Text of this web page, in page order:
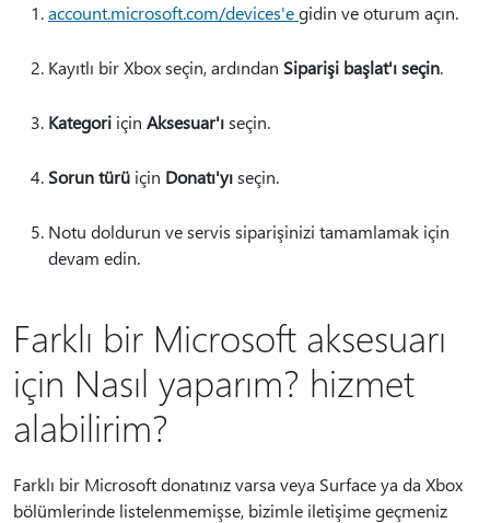
account.microsoft.com/devices'egidin ve oturum açın.
Kayıtlı bir Xbox seçin, ardından Siparişi başlat'ı seçin.
Kategori için Aksesuar'ıseçin.
Sorun türü için Donatı'yıseçin.
Notu doldurun ve servis siparişinizi tamamlamak için
devam edin.
Farklı bir Microsoft aksesuarı
için Nasıl yaparım? hizmet
alabilirim?
Farklı bir Microsoft donatınız varsa veya Surface ya da Xbox
bölümlerinde listelenmemişse, bizimle iletişime geçmeniz